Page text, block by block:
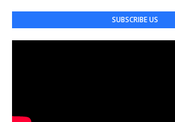
SUBSCRIBE US